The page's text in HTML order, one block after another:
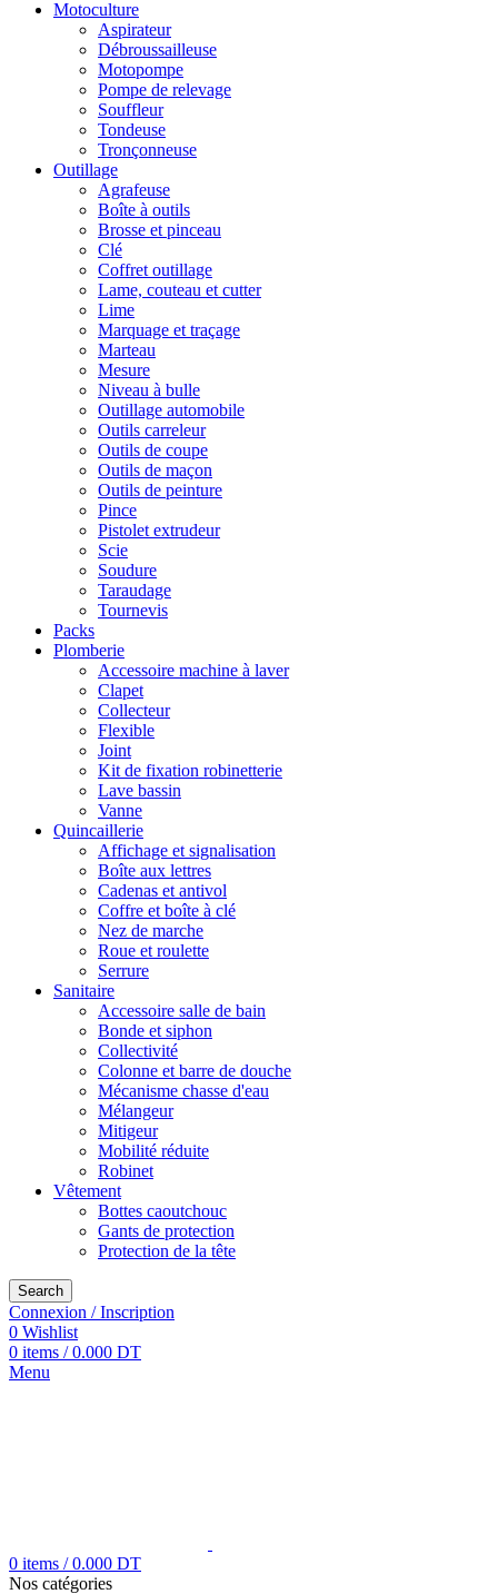
Motoculture
Aspirateur
Débroussailleuse
Motopompe
Pompe de relevage
Souffleur
Tondeuse
Tronçonneuse
Outillage
Agrafeuse
Boîte à outils
Brosse et pinceau
Clé
Coffret outillage
Lame, couteau et cutter
Lime
Marquage et traçage
Marteau
Mesure
Niveau à bulle
Outillage automobile
Outils carreleur
Outils de coupe
Outils de maçon
Outils de peinture
Pince
Pistolet extrudeur
Scie
Soudure
Taraudage
Tournevis
Packs
Plomberie
Accessoire machine à laver
Clapet
Collecteur
Flexible
Joint
Kit de fixation robinetterie
Lave bassin
Vanne
Quincaillerie
Affichage et signalisation
Boîte aux lettres
Cadenas et antivol
Coffre et boîte à clé
Nez de marche
Roue et roulette
Serrure
Sanitaire
Accessoire salle de bain
Bonde et siphon
Collectivité
Colonne et barre de douche
Mécanisme chasse d'eau
Mélangeur
Mitigeur
Mobilité réduite
Robinet
Vêtement
Bottes caoutchouc
Gants de protection
Protection de la tête
Search
Connexion / Inscription
0 Wishlist
0 items / 0.000 DT
Menu
0 items / 0.000 DT
Nos catégories